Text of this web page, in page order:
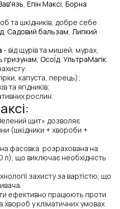
, Епін Максі, Борна
та шкідників, добре себе
, Садовий бальзам, Липкий
- від щурів та мишей, мурах,
гризунам, ОсоЇд, УльтраМагік.
капуста, перець);
та ягідників;
рослин.
щит» дозволяє
(шкідники + хвороби +
фасовка розрахована на
л), що виключає необхідність
захисту за вартістю, що
ефективно працюють проти
хвороб у кліматичних умовах